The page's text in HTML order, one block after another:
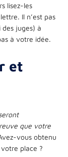
lisez-les
Il n’est pas
juges) à
à votre idée.
et
que votre
vous obtenu
place ?